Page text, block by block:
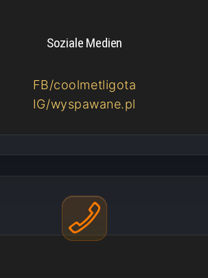
Soziale Medien
FB/coolmetligota
IG/wyspawane.pl